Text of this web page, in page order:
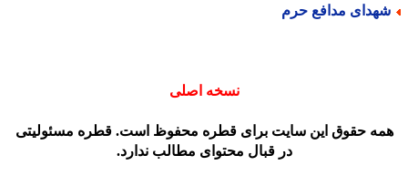
مدافع حرم
نسخه اصلی
حقوق این سایت برای قطره محفوظ است. قطره مسئولیتی
در قبال محتوای مطالب ندارد.